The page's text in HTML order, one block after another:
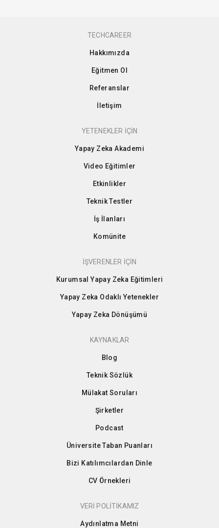
TECHCAREER
Hakkımızda
Eğitmen Ol
Referanslar
İletişim
YETENEKLER İÇİN
Yapay Zeka Akademi
Video Eğitimler
Etkinlikler
Teknik Testler
İş İlanları
Komünite
İŞVERENLER İÇİN
Kurumsal Yapay Zeka Eğitimleri
Yapay Zeka Odaklı Yetenekler
Yapay Zeka Dönüşümü
KAYNAKLAR
Blog
Teknik Sözlük
Mülakat Soruları
Şirketler
Podcast
Üniversite Taban Puanları
Bizi Katılımcılardan Dinle
CV Örnekleri
VERİ POLİTİKAMIZ
Aydınlatma Metni